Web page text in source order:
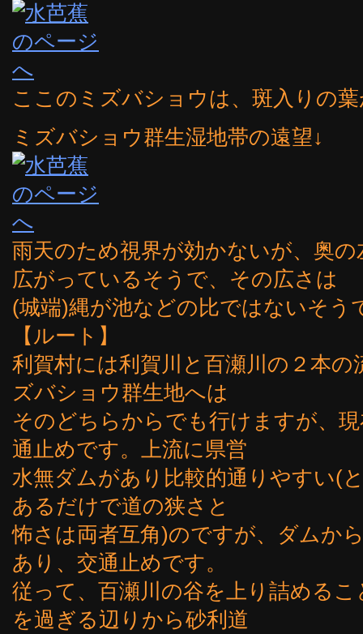
ここのミズバショウは、斑入りの
ミズバショウ群生湿地帯の遠望↓
雨天のため視界が効かないが、奥
広がっているそうで、その広さは
(城端)縄が池などの比ではないそう
【ルート】
利賀村には利賀川と百瀬川の２本
ズバショウ群生地へは
そのどちらからでも行けますが、
通止めです。上流に県営
水無ダムがあり比較的通りやすい(
あるだけで道の狭さと
怖さは両者互角)のですが、ダムか
あり、交通止めです。
従って、百瀬川の谷を上り詰める
を過ぎる辺りから砂利道